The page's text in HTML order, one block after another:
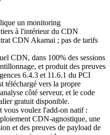
un monitoring
à l'intérieur du CDN
CDN Akamai ; pas de tarifs
CDN, dans 100% des sessions
et produit des preuves
6.4.3 et 11.6.1 du PCI
téléchargé vers la propre
côté serveur, et le code
gratuit disponible.
vous voulez l'add-on natif :
CDN-agnostique, une
et des preuves de payload de